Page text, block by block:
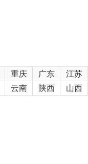
重庆 广东 江苏
云南 陕西 山西